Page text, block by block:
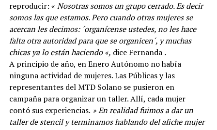
reproducir: « Nosotras somos un grupo cerrado. Es decir
somos las que estamos. Pero cuando otras mujeres se
acercan les decimos: ´organícense ustedes, no les hace
falta otra autoridad para que se organicen´, y muchas
chicas ya lo están haciendo «, dice Fernanda .
A principio de año, en Enero Autónomo no había
ninguna actividad de mujeres. Las Públicas y las
representantes del MTD Solano se pusieron en
campaña para organizar un taller. Allí, cada mujer
contó sus experiencias. » En realidad fuimos a dar un
taller de stencil y terminamos hablando del afiche mujer